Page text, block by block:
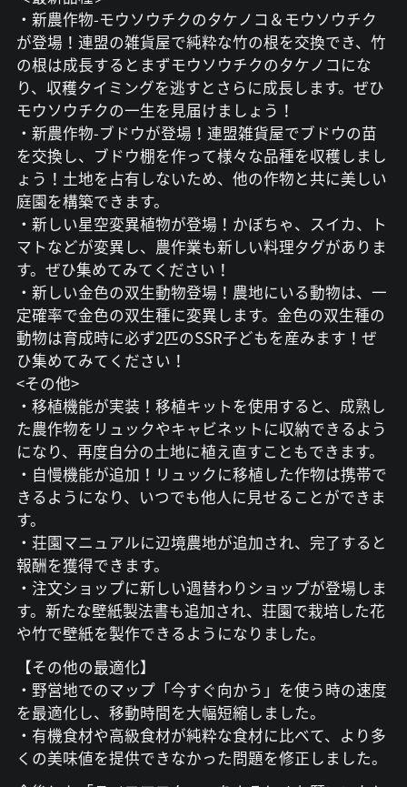
・新農作物-モウソウチクのタケノコ＆モウソウチク
が登場！連盟の雑貨屋で純粋な竹の根を交換でき、竹
の根は成長するとまずモウソウチクのタケノコにな
り、収穫タイミングを逃すとさらに成長します。ぜひ
モウソウチクの一生を見届けましょう！
・新農作物-ブドウが登場！連盟雑貨屋でブドウの苗
を交換し、ブドウ棚を作って様々な品種を収穫しまし
ょう！土地を占有しないため、他の作物と共に美しい
庭園を構築できます。
・新しい星空変異植物が登場！かぼちゃ、スイカ、ト
マトなどが変異し、農作業も新しい料理タグがありま
す。ぜひ集めてみてください！
・新しい金色の双生動物登場！農地にいる動物は、一
定確率で金色の双生種に変異します。金色の双生種の
動物は育成時に必ず2匹のSSR子どもを産みます！ぜ
ひ集めてみてください！
<その他>
・移植機能が実装！移植キットを使用すると、成熟し
た農作物をリュックやキャビネットに収納できるよう
になり、再度自分の土地に植え直すこともできます。
・自慢機能が追加！リュックに移植した作物は携帯で
きるようになり、いつでも他人に見せることができま
す。
・荘園マニュアルに辺境農地が追加され、完了すると
報酬を獲得できます。
・注文ショップに新しい週替わりショップが登場しま
す。新たな壁紙製法書も追加され、荘園で栽培した花
や竹で壁紙を製作できるようになりました。
【その他の最適化】
・野営地でのマップ「今すぐ向かう」を使う時の速度
を最適化し、移動時間を大幅短縮しました。
・有機食材や高級食材が純粋な食材に比べて、より多
くの美味値を提供できなかった問題を修正しました。